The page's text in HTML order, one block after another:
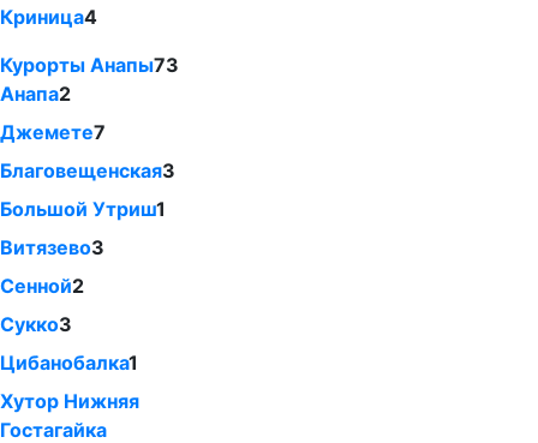
Криница4
Курорты Анапы73
Анапа2
Джемете7
Благовещенская3
Большой Утриш1
Витязево3
Сенной2
Сукко3
Цибанобалка1
Хутор Нижняя
Гостагайка